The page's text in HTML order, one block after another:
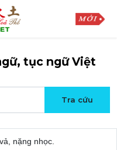
tục ngữ Việt
nặng nhọc.